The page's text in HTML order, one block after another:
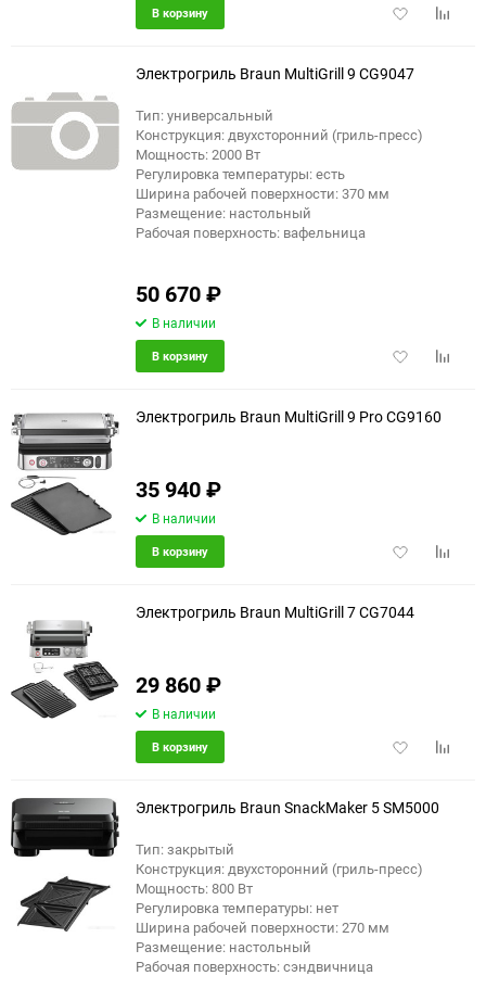
Добавить
В корзину
еще 6 фото
Электрогриль Braun MultiGrill 9 CG9047
Тип: универсальный
Конструкция: двухсторонний (гриль-пресс)
Мощность: 2000 Вт
Регулировка температуры: есть
Ширина рабочей поверхности: 370 мм
Размещение: настольный
Рабочая поверхность: вафельница
50 670₽
В наличии
Добавить
В корзину
Электрогриль Braun MultiGrill 9 Pro CG9160
35 940₽
В наличии
Добавить
В корзину
еще 2 фото
Электрогриль Braun MultiGrill 7 CG7044
29 860₽
В наличии
Добавить
В корзину
Электрогриль Braun SnackMaker 5 SM5000
Тип: закрытый
Конструкция: двухсторонний (гриль-пресс)
Мощность: 800 Вт
Регулировка температуры: нет
Ширина рабочей поверхности: 270 мм
Размещение: настольный
Рабочая поверхность: сэндвичница